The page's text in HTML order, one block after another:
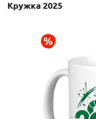
Кружка 2025